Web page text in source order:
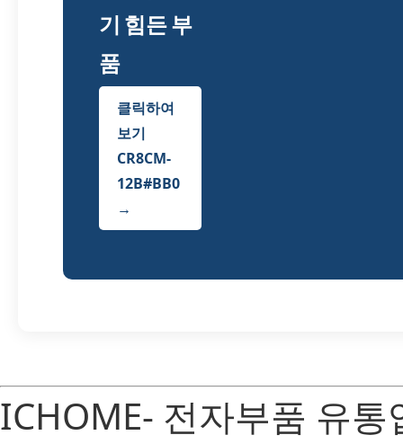
기 힘든 부
품
클릭하여
보기
CR8CM-
12B#BB0
→
ICHOME- 전자부품 유